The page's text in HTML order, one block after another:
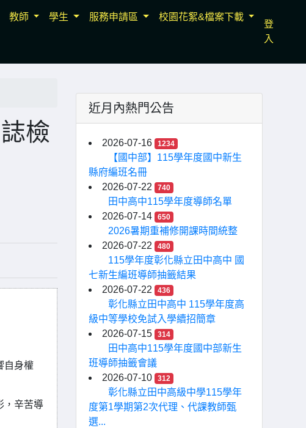
教師 學生 服務申請區 校園花絮&檔案下載
登
入
檢
自身權
，辛苦導
近月內熱門公告
2026-07-16 1234
【國中部】115學年度國中新生
縣府編班名冊
2026-07-22
740
田中高中115學年度導師名單
2026-07-14
650
2026暑期重補修開課時間統整
2026-07-22
480
115學年度彰化縣立田中高中 國
七新生編班導師抽籤結果
2026-07-22
436
彰化縣立田中高中 115學年度高
級中等學校免試入學續招簡章
2026-07-15
314
田中高中115學年度國中部新生
班導師抽籤會議
2026-07-10
312
彰化縣立田中高級中學115學年
度第1學期第2次代理、代課教師甄
選...